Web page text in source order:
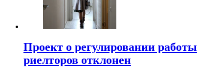
Проект о регулировании работы
риелторов отклонен